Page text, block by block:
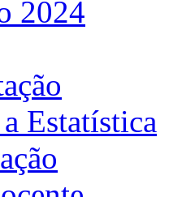
2024
Estatística